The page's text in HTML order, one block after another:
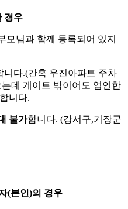
경우
모님과 함께 등록되어 있지
니다.(간혹 우진아파트 주차
데 게이트 밖이어도 엄연한
니다.
불가합니다. (강서구,기장군
(본인)의 경우